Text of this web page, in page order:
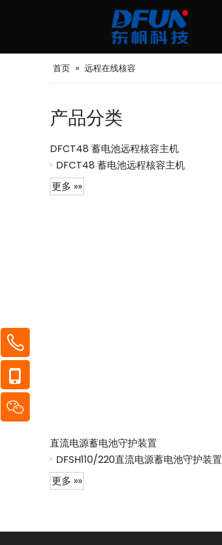
首页 » 远程在线核容
产品分类
DFCT48 蓄电池远程核容主机
DFCT48 蓄电池远程核容主机
更多 »»
直流电源蓄电池守护装置
DFSH110/220直流电源蓄电池守护装置
更多 »»